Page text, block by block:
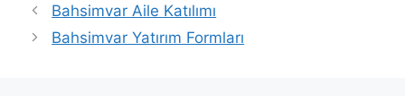
Bahsimvar Aile Katılımı
Bahsimvar Yatırım Formları